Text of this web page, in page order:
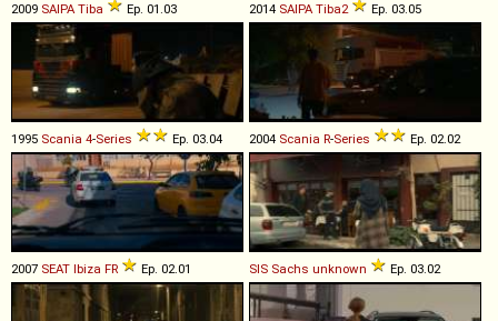
2009 SAIPA Tiba Ep. 01.03 2014 SAIPA Tiba2 Ep. 03.05
1995 Scania 4-Series Ep. 03.04 2004 Scania R-Series Ep. 02.02
2007 SEAT Ibiza FR Ep. 02.01 SIS Sachs unknown Ep. 03.02